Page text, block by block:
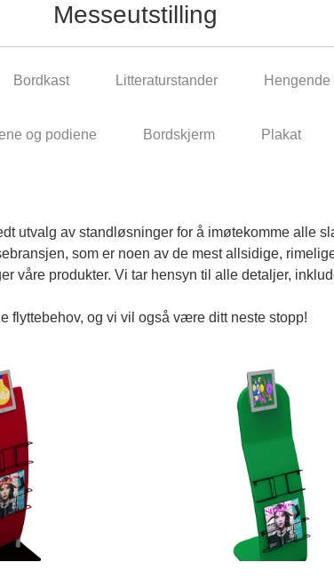
Messeutstilling
Bordkast Litteraturstander
og podiene Bordskjerm Plakat
utvalg av standløsninger for å imøtekomme alle
som er noen av de mest allsidige,
våre produkter. Vi tar hensyn til alle detaljer,
flyttebehov, og vi vil også være ditt neste stopp!